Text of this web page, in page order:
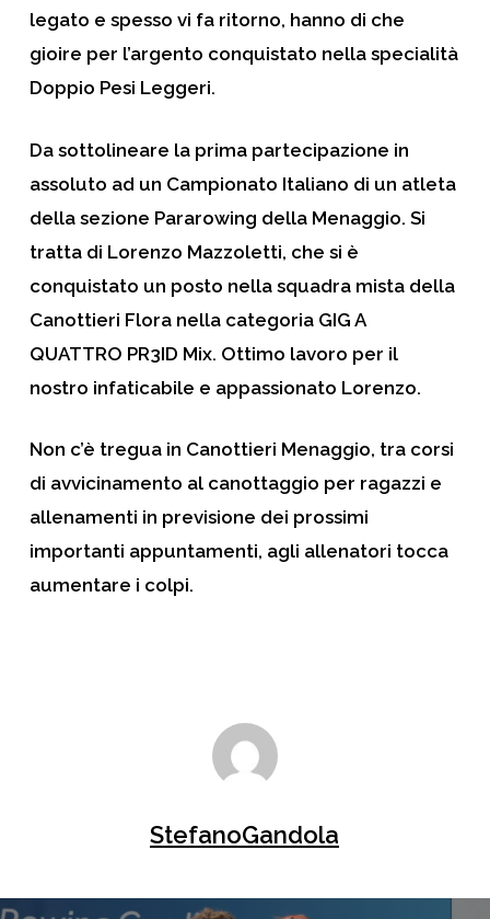
legato e spesso vi fa ritorno, hanno di che
gioire per l’argento conquistato nella specialità
Doppio Pesi Leggeri.
Da sottolineare la prima partecipazione in
assoluto ad un Campionato Italiano di un atleta
della sezione Pararowing della Menaggio. Si
tratta di Lorenzo Mazzoletti, che si è
conquistato un posto nella squadra mista della
Canottieri Flora nella categoria GIG A
QUATTRO PR3ID Mix. Ottimo lavoro per il
nostro infaticabile e appassionato Lorenzo.
Non c’è tregua in Canottieri Menaggio, tra corsi
di avvicinamento al canottaggio per ragazzi e
allenamenti in previsione dei prossimi
importanti appuntamenti, agli allenatori tocca
aumentare i colpi.
StefanoGandola